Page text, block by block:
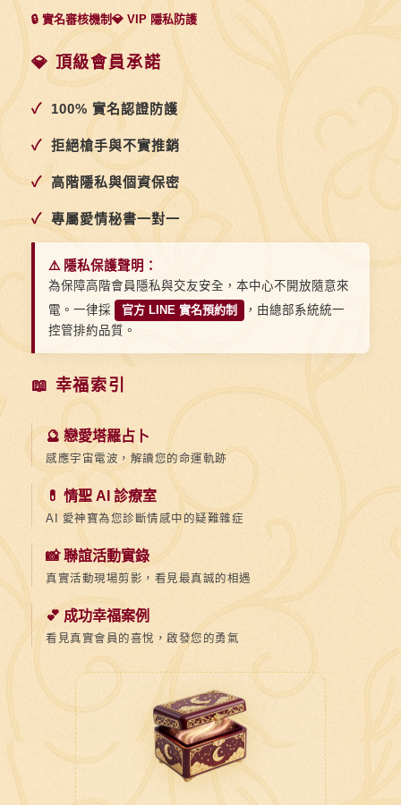
🔒 實名審核機制💎 VIP 隱私防護
💎 頂級會員承諾
✓ 100% 實名認證防護
✓ 拒絕槍手與不實推銷
✓ 高階隱私與個資保密
✓ 專屬愛情秘書一對一
⚠️ 隱私保護聲明：
為保障高階會員隱私與交友安全，本中心不開放隨意來
電。一律採
官方 LINE 實名預約制
，由總部系統統一
控管排約品質。
📖 幸福索引
🔮 戀愛塔羅占卜
感應宇宙電波，解讀您的命運軌跡
💊 情聖 AI 診療室
AI 愛神寶為您診斷情感中的疑難雜症
📸 聯誼活動實錄
真實活動現場剪影，看見最真誠的相遇
💕 成功幸福案例
看見真實會員的喜悅，啟發您的勇氣